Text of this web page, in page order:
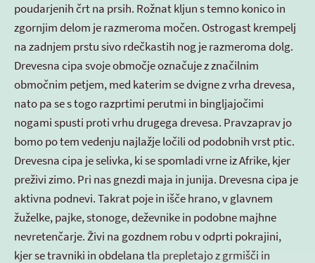
poudarjenih črt na prsih. Rožnat kljun s temno konico in
zgornjim delom je razmeroma močen. Ostrogast krempelj
na zadnjem prstu sivo rdečkastih nog je razmeroma dolg.
Drevesna cipa svoje območje označuje z značilnim
območnim petjem, med katerim se dvigne z vrha drevesa,
nato pa se s togo razprtimi perutmi in bingljajočimi
nogami spusti proti vrhu drugega drevesa. Pravzaprav jo
bomo po tem vedenju najlažje ločili od podobnih vrst ptic.
Drevesna cipa je selivka, ki se spomladi vrne iz Afrike, kjer
preživi zimo. Pri nas gnezdi maja in junija. Drevesna cipa je
aktivna podnevi. Takrat poje in išče hrano, v glavnem
žuželke, pajke, stonoge, deževnike in podobne majhne
nevretenčarje. Živi na gozdnem robu v odprti pokrajini,
kjer se travniki in obdelana tla prepletajo z grmišči in